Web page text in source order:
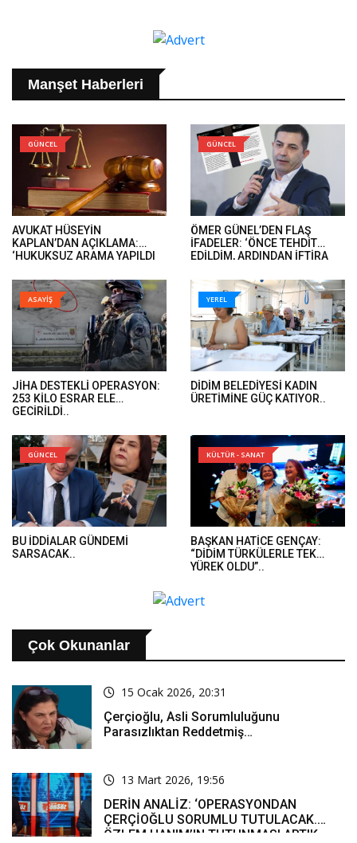
Manşet Haberleri
GÜNCEL
AVUKAT HÜSEYİN
KAPLAN’DAN AÇIKLAMA:
‘HUKUKSUZ ARAMA YAPILDI
DOSYALARINA EL KONULDU’..
GÜNCEL
ÖMER GÜNEL’DEN FLAŞ
İFADELER: ‘ÖNCE TEHDİT
EDİLDİM, ARDINDAN İFTİRA
ASAYİŞ
JİHA DESTEKLİ OPERASYON:
253 KİLO ESRAR ELE
GEÇİRİLDİ..
YEREL
DİDİM BELEDİYESİ KADIN
ÜRETİMİNE GÜÇ KATIYOR..
GÜNCEL
BU İDDİALAR GÜNDEMİ
SARSACAK..
KÜLTÜR - SANAT
BAŞKAN HATİCE GENÇAY:
“DİDİM TÜRKÜLERLE TEK
YÜREK OLDU”..
Çok Okunanlar
15 Ocak 2026, 20:31
Çerçioğlu, Asli Sorumluluğunu
Parasızlıktan Reddetmiş…
13 Mart 2026, 19:56
DERİN ANALİZ: ‘OPERASYONDAN
ÇERÇİOĞLU SORUMLU TUTULACAK.
ÖZLEM HANIM’IN TUTUNMASI ARTIK